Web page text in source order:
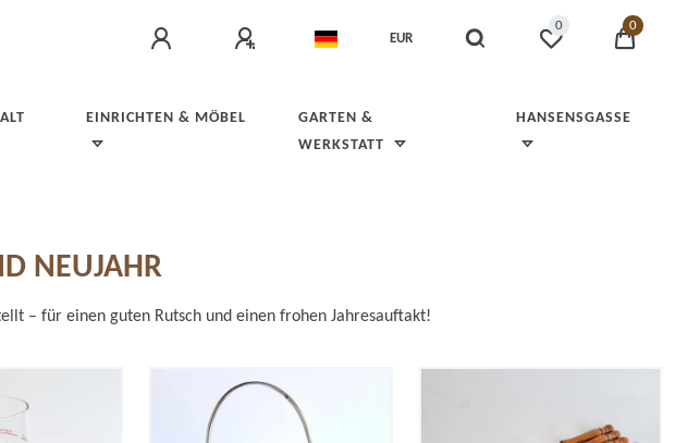
EUR
0 0
EINRICHTEN & MÖBEL
GARTEN &
WERKSTATT
HANSENSGASSE
NEUJAHR
– für einen guten Rutsch und einen frohen Jahresauftakt!